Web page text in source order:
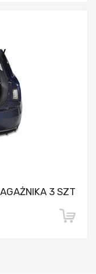
3 SZT